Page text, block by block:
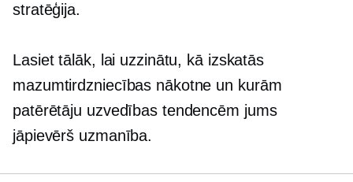
stratēģija.
Lasiet tālāk, lai uzzinātu, kā izskatās
mazumtirdzniecības nākotne un kurām
patērētāju uzvedības tendencēm jums
jāpievērš uzmanība.